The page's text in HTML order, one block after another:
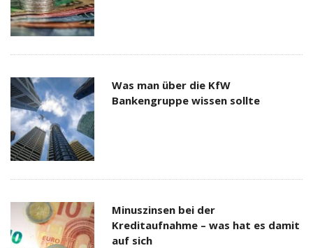
Was man über die KfW
Bankengruppe wissen sollte
Minuszinsen bei der
Kreditaufnahme – was hat es damit
auf sich